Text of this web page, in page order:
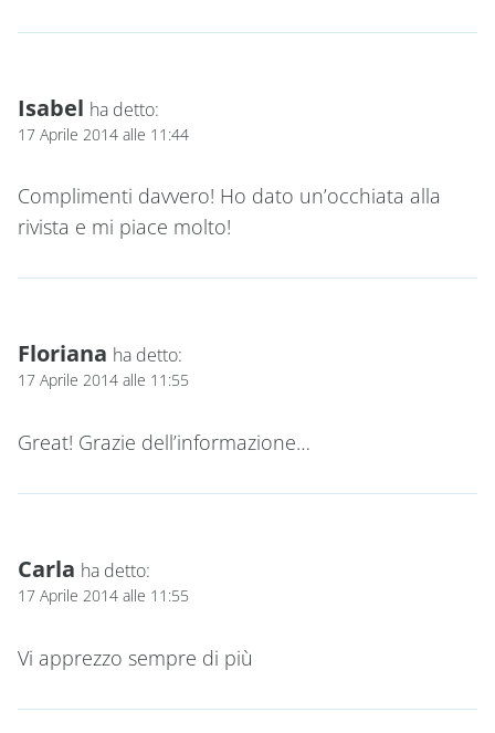
Isabel ha detto:
17 Aprile 2014 alle 11:44
Complimenti davvero! Ho dato un’occhiata alla
rivista e mi piace molto!
Floriana ha detto:
17 Aprile 2014 alle 11:55
Great! Grazie dell’informazione…
Carla ha detto:
17 Aprile 2014 alle 11:55
Vi apprezzo sempre di più